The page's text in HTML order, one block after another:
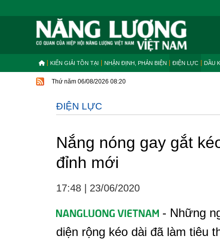
KIẾN GIẢI TỒN TẠI NHẬN ĐỊNH, PHẢN BIỆN ĐIỆN LỰC DẦU
Thứ năm 06/08/2026 08:20
ĐIỆN LỰC
Nắng nóng gay gắt
đỉnh mới
17:48 23/06/2020
- Những
diện rộng kéo dài đã làm tiêu